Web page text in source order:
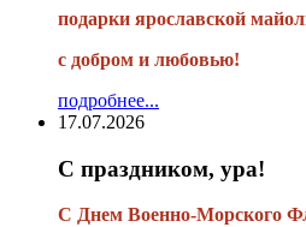
подарки ярославской
с добром и любовью!
подробнее...
17.07.2026
С праздником, ура!
С Днем Военно-Морского